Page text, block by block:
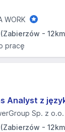
WORK
-
pracę
Analyst z
Sp. z o.o.
-